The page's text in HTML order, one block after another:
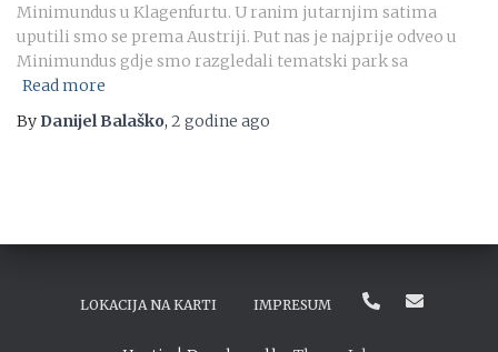
Minimundus u Klagenfurtu. U ranim jutarnjim satima
uputili smo se prema Austriji. Put nas je najprije odveo u
Minimundus gdje smo razgledali tematski park sa
Read more
By Danijel Balaško, 2 godine ago
LOKACIJA NA KARTI IMPRESUM